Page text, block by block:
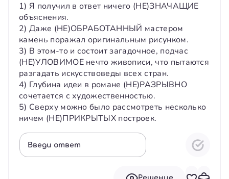
1) Я получил в ответ ничего (НЕ)ЗНАЧАЩИЕ
объяснения.
2) Даже (НЕ)ОБРАБОТАННЫЙ мастером
камень поражал оригинальным рисунком.
3) В этом-то и состоит загадочное, подчас
(НЕ)УЛОВИМОЕ нечто живописи, что пытаются
разгадать искусствоведы всех стран.
4) Глубина идеи в романе (НЕ)РАЗРЫВНО
сочетается с художественностью.
5) Сверху можно было рассмотреть несколько
ничем (НЕ)ПРИКРЫТЫХ построек.
Введи ответ